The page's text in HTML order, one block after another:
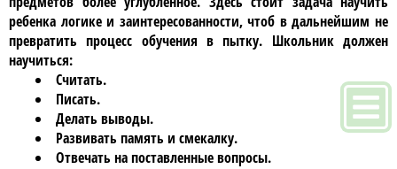
ребенка логике и заинтересованности, чтоб в дальнейшим не
превратить процесс обучения в пытку. Школьник должен
научиться:
Считать.
Писать.
Делать выводы.
Развивать память и смекалку.
Отвечать на поставленные вопросы.